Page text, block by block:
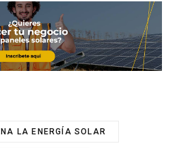
LA ENERGÍA SOLAR